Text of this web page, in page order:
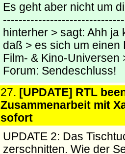
Es geht aber nicht um
hinterher > sagt: Ahh
daß > es sich um einen
Film- & Kino-Universen
Forum: Sendeschluss!
27. [UPDATE] RTL
Zusammenarbeit mit
sofort
UPDATE 2: Das
zerschnitten. Wie der